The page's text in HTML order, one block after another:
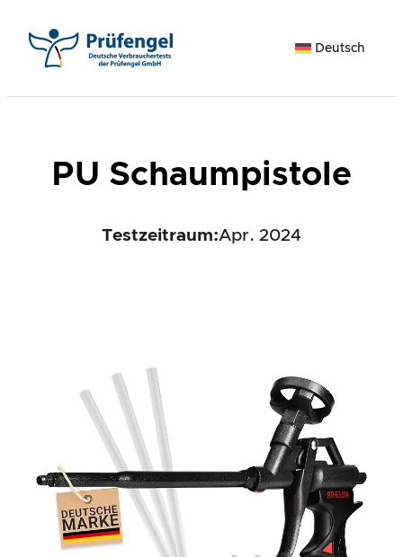
Inhalt
springen
Deutsch
PU Schaumpistole
Testzeitraum:Apr. 2024